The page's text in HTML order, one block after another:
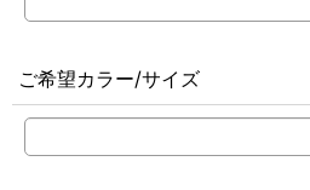
ご希望カラー/サイズ